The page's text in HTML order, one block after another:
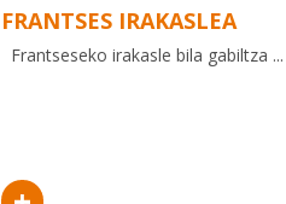
FRANTSES IRAKASLEA
Frantseseko irakasle bila gabiltza ...